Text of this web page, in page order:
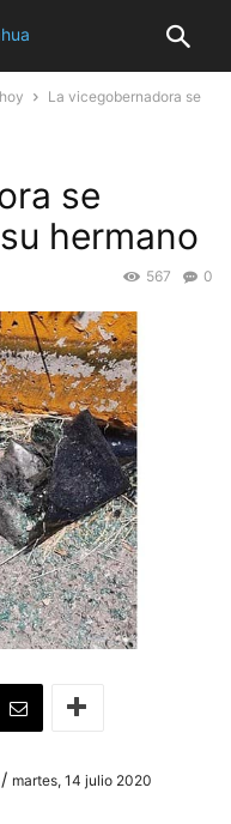
La vicegobernadora se
se
hermano
0
567
martes, 14 julio 2020